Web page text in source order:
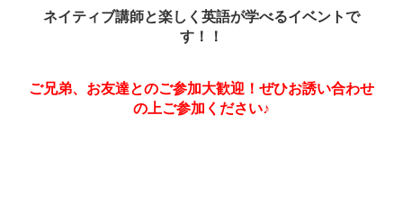
ネイティブ講師と楽しく英語が学べるイベントで
す！！
ご兄弟、お友達とのご参加大歓迎！ぜひお誘い合わせ
の上ご参加ください♪